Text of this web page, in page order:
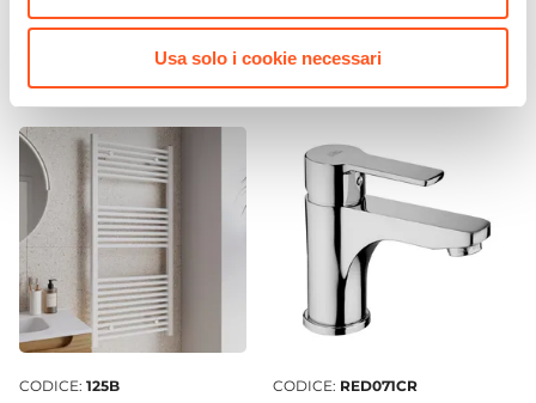
Usa solo i cookie necessari
10,6 cm
Ottone
Scarico
Per piletta Click-Clack
Installazione
Monoforo
Flessibili Di Collegamento
Non inclusi
Piletta
Non inclusa
Portata Massima L/min
€ 24,00
CODICE: 125B CODICE: RED071CR